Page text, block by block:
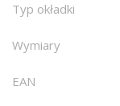
Typ okładki
Wymiary
EAN